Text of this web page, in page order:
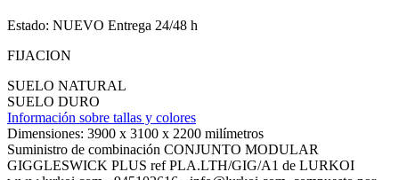
Estado: NUEVO Entrega 24/48 h
FIJACION
SUELO NATURAL
SUELO DURO
Información sobre tallas y colores
Dimensiones: 3900 x 3100 x 2200 milímetros
Suministro de combinación CONJUNTO MODULAR
GIGGLESWICK PLUS ref PLA.LTH/GIG/A1 de LURKOI